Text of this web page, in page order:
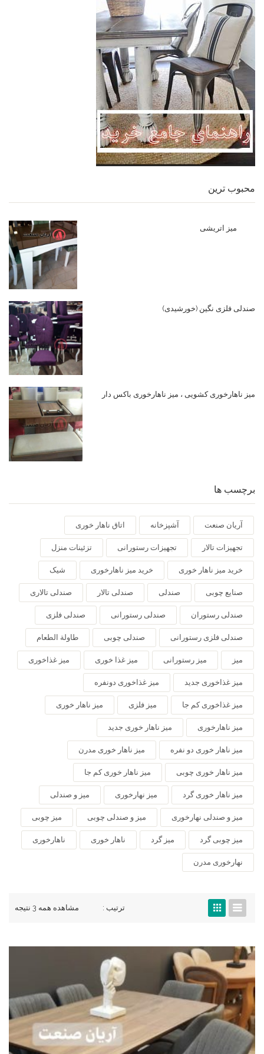
محبوب ترین
میز اتریشی
صندلی فلزی نگین (خورشیدی)
میز ناهارخوری کشویی ، میز ناهارخوری باکس دار
برچسب ها
آریان صنعت آشپزخانه اتاق ناهار خوری
تجهیزات تالار تجهیزات رستورانی تزئینات منزل
خرید میز ناهار خوری خرید میز ناهارخوری شیک
صنایع چوبی صندلی صندلی تالار صندلی تالاری
صندلی رستوران صندلی رستورانی صندلی فلزی
صندلی فلزی رستورانی صندلی چوبی طاولة الطعام
میز میز رستورانی میز غذا خوری میز غذاخوری
میز غذاخوری جدید میز غذاخوری دونفره
میز غذاخوری کم جا میز فلزی میز ناهار خوری
میز ناهارخوری میز ناهار خوری جدید
میز ناهار خوری دو نفره میز ناهار خوری مدرن
میز ناهار خوری چوبی میز ناهار خوری کم جا
میز ناهار خوری گرد میز نهارخوری میز و صندلی
میز و صندلی نهارخوری میز و صندلی چوبی میز چوبی
میز چوبی گرد میز گرد ناهار خوری ناهارخوری
نهارخوری مدرن
مشاهده همه 3 نتیجه ترتیب :